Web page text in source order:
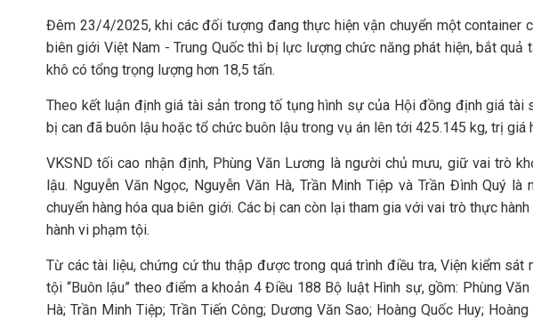
Đêm 23/4/2025, khi các đối tượng đang thực hiện vận chuyển một container
biên giới Việt Nam - Trung Quốc thì bị lực lượng chức năng phát hiện, bắt quả
khô có tổng trọng lượng hơn 18,5 tấn.
Theo kết luận định giá tài sản trong tố tụng hình sự của Hội đồng định giá tài
bị can đã buôn lậu hoặc tổ chức buôn lậu trong vụ án lên tới 425.145 kg, trị giá
VKSND tối cao nhận định, Phùng Văn Lương là người chủ mưu, giữ vai trò
lậu. Nguyễn Văn Ngọc, Nguyễn Văn Hà, Trần Minh Tiệp và Trần Đình Quý
chuyển hàng hóa qua biên giới. Các bị can còn lại tham gia với vai trò thực
hành vi phạm tội.
Từ các tài liệu, chứng cứ thu thập được trong quá trình điều tra, Viện kiểm sát
tội “Buôn lậu” theo điểm a khoản 4 Điều 188 Bộ luật Hình sự, gồm: Phùng
Hà; Trần Minh Tiệp; Trần Tiến Công; Dương Văn Sao; Hoàng Quốc Huy;